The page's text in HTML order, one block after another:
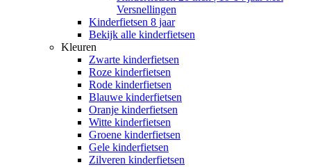
Versnellingen
Kinderfietsen 8 jaar
Bekijk alle kinderfietsen
Kleuren
Zwarte kinderfietsen
Roze kinderfietsen
Rode kinderfietsen
Blauwe kinderfietsen
Oranje kinderfietsen
Witte kinderfietsen
Groene kinderfietsen
Gele kinderfietsen
Zilveren kinderfietsen